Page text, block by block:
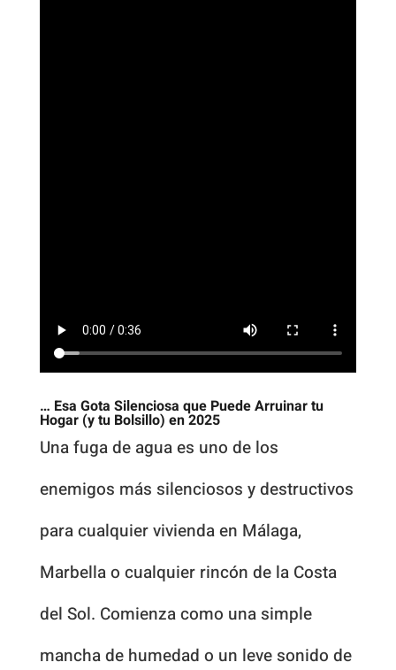
… Esa Gota Silenciosa que Puede Arruinar tu
Hogar (y tu Bolsillo) en 2025
Una fuga de agua es uno de los
enemigos más silenciosos y destructivos
para cualquier vivienda en Málaga,
Marbella o cualquier rincón de la Costa
del Sol. Comienza como una simple
mancha de humedad o un leve sonido de